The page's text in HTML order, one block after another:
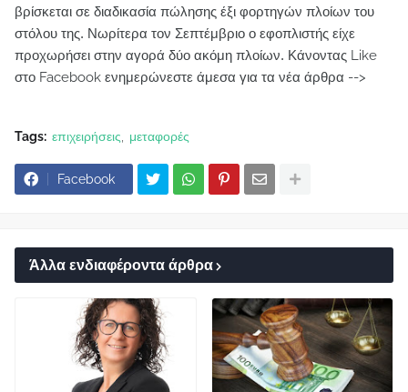
βρίσκεται σε διαδικασία πώλησης έξι φορτηγών πλοίων του
στόλου της. Νωρίτερα τον Σεπτέμβριο ο εφοπλιστής είχε
προχωρήσει στην αγορά δύο ακόμη πλοίων. Κάνοντας Like
στο Facebook ενημερώνεστε άμεσα για τα νέα άρθρα -->
Tags: επιχειρήσεις μεταφορές
Facebook
Άλλα ενδιαφέροντα άρθρα